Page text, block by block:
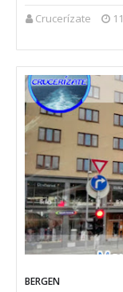
Crucerízate
BERGEN